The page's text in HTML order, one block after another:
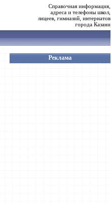
Справочная информация,
адреса и телефоны школ,
лицеев, гимназий, интернатов
города Казани
Реклама